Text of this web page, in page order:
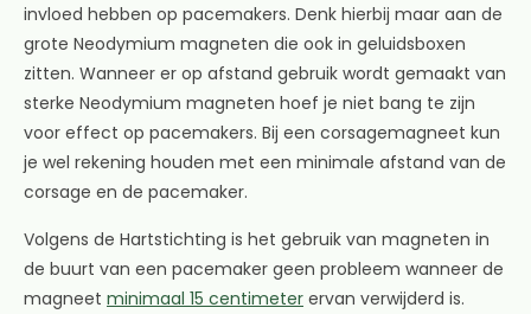
invloed hebben op pacemakers. Denk hierbij maar aan de
grote Neodymium magneten die ook in geluidsboxen
zitten. Wanneer er op afstand gebruik wordt gemaakt van
sterke Neodymium magneten hoef je niet bang te zijn
voor effect op pacemakers. Bij een corsagemagneet kun
je wel rekening houden met een minimale afstand van de
corsage en de pacemaker.
Volgens de Hartstichting is het gebruik van magneten in
de buurt van een pacemaker geen probleem wanneer de
magneet minimaal 15 centimeter ervan verwijderd is.